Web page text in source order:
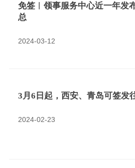
免签︱领事服务中心近一年发
总
2024-03-12
3月6日起，西安、青岛可签发
2024-02-23